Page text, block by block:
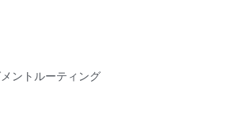
ントルーティング